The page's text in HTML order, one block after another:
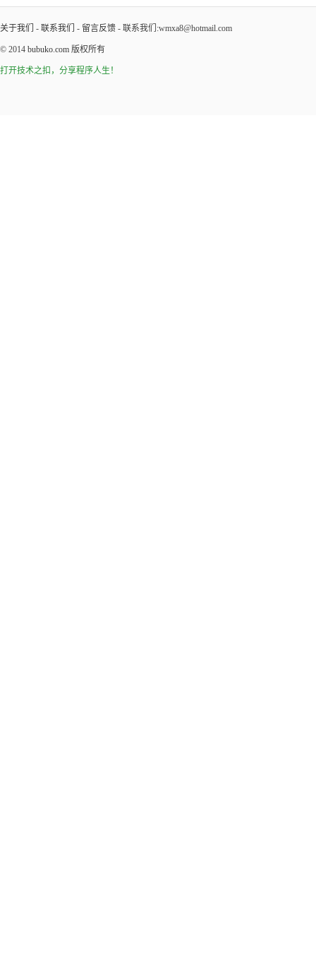
关于我们 - 联系我们 - 留言反馈 - 联系我们:wmxa8@hotmail.com
© 2014 bubuko.com 版权所有
打开技术之扣，分享程序人生！